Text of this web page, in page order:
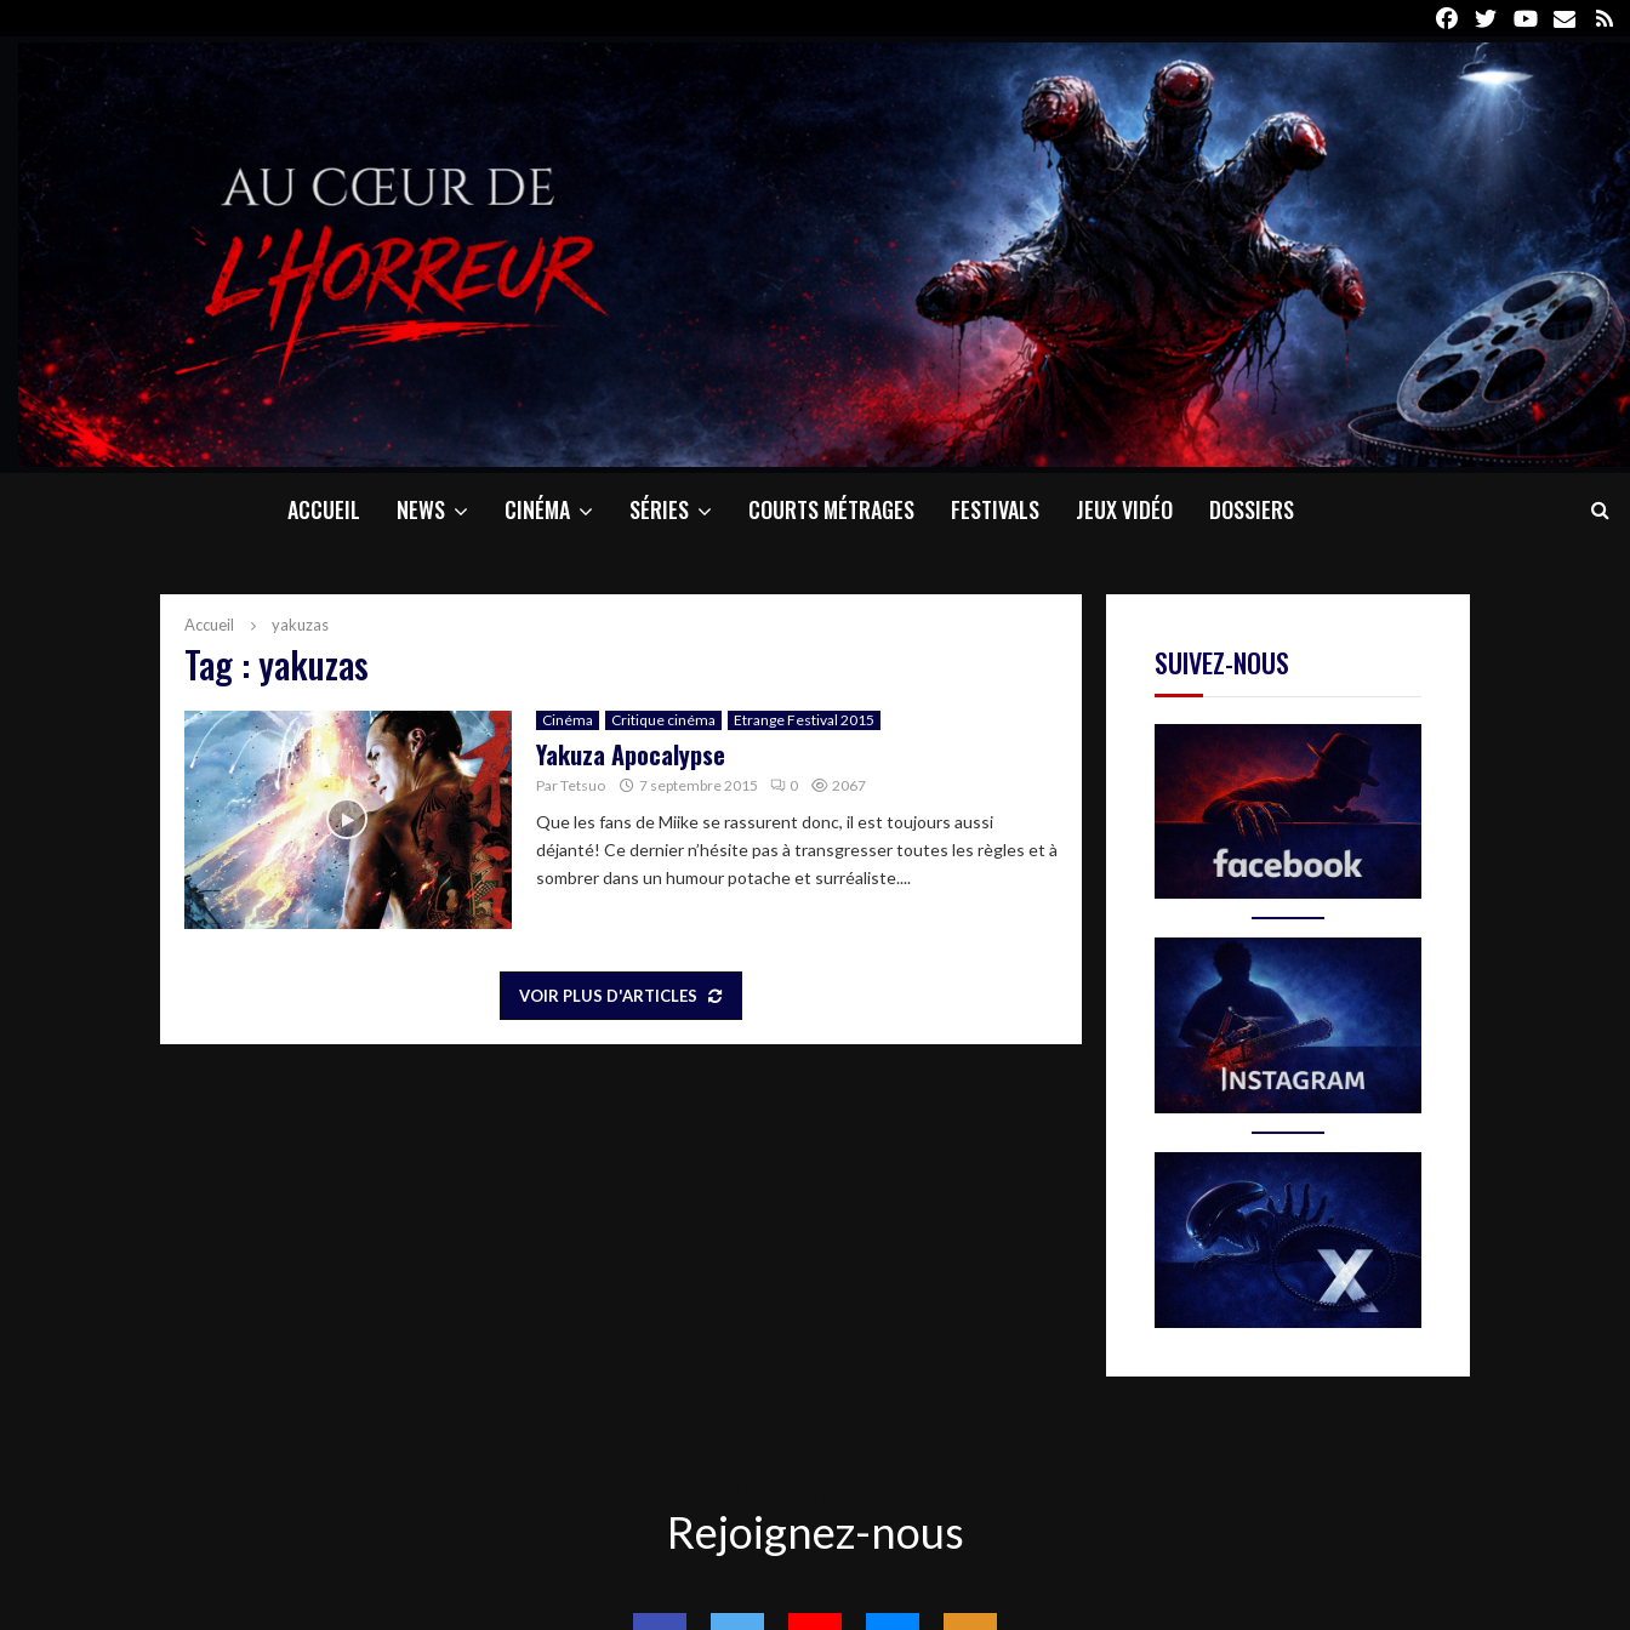
FacebookTwitterYoutube
Email
ACCUEIL NEWS CINÉMA SÉRIES COURTS MÉTRAGES FESTIVALS JEUX VIDÉO DOSSIERS
Accueil yakuzas
Tag : yakuzas
Cinéma Critique cinéma Etrange Festival 2015
Yakuza Apocalypse
ParTetsuo 7 septembre 2015 0 2067
Que les fans de Miike se rassurent donc, il est toujours aussi
déjanté! Ce dernier n’hésite pas à transgresser toutes les règles et à
sombrer dans un humour potache et surréaliste....
VOIR PLUS D'ARTICLES
SUIVEZ-NOUS
nous
Rejoignez-nous